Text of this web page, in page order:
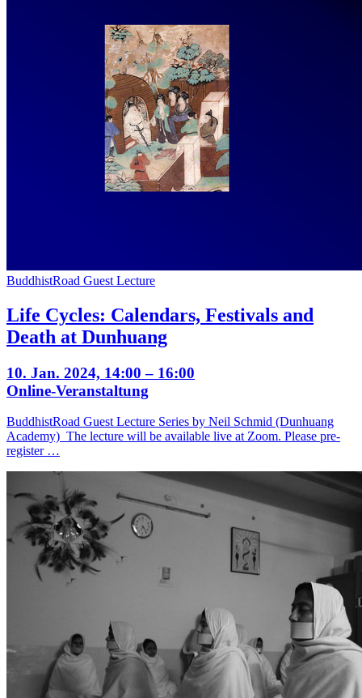
BuddhistRoad Guest Lecture
Life Cycles: Calendars, Festivals and
Death at Dunhuang
10. Jan. 2024, 14:00 – 16:00
Online-Veranstaltung
BuddhistRoad Guest Lecture Series by Neil Schmid (Dunhuang
Academy) The lecture will be available live at Zoom. Please pre-
register …